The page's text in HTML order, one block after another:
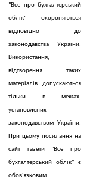
"Все про бухгалтерський
облік" охороняються
відповідно до
законодавства України.
Використання,
відтворення таких
матеріалів допускаються
тільки в межах,
установлених
законодавством України.
При цьому посилання на
сайт газети "Все про
бухгалтерський облік" є
обов'язковим.